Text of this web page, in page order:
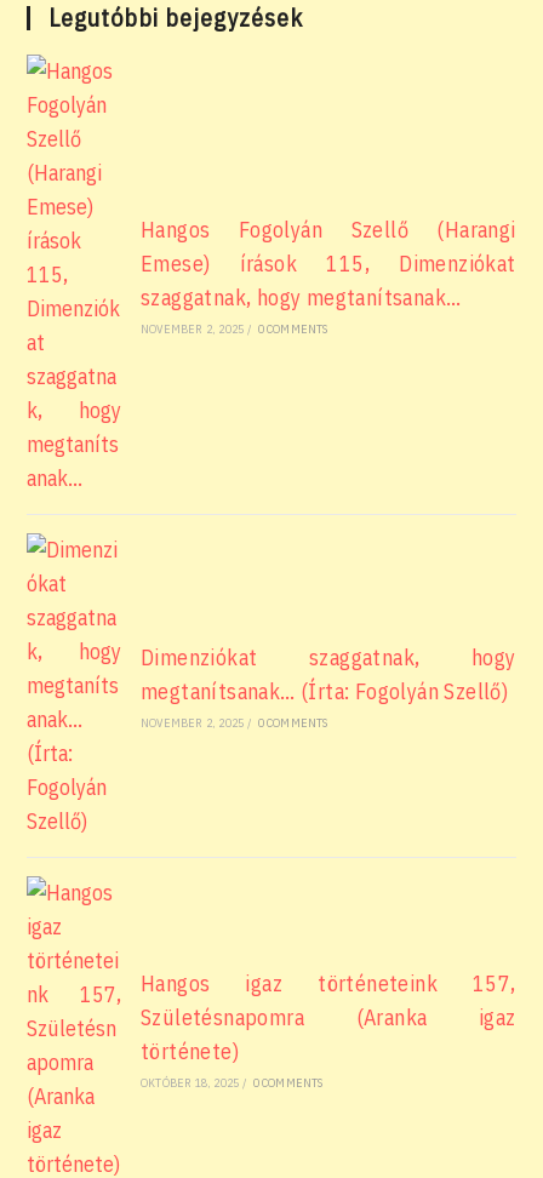
Legutóbbi bejegyzések
Hangos Fogolyán Szellő (Harangi
Emese) írások 115, Dimenziókat
szaggatnak, hogy megtanítsanak…
NOVEMBER 2, 2025 / 0 COMMENTS
Dimenziókat szaggatnak, hogy
megtanítsanak… (Írta: Fogolyán Szellő)
NOVEMBER 2, 2025 / 0 COMMENTS
Hangos igaz történeteink 157,
Születésnapomra (Aranka igaz
története)
OKTÓBER 18, 2025 / 0 COMMENTS